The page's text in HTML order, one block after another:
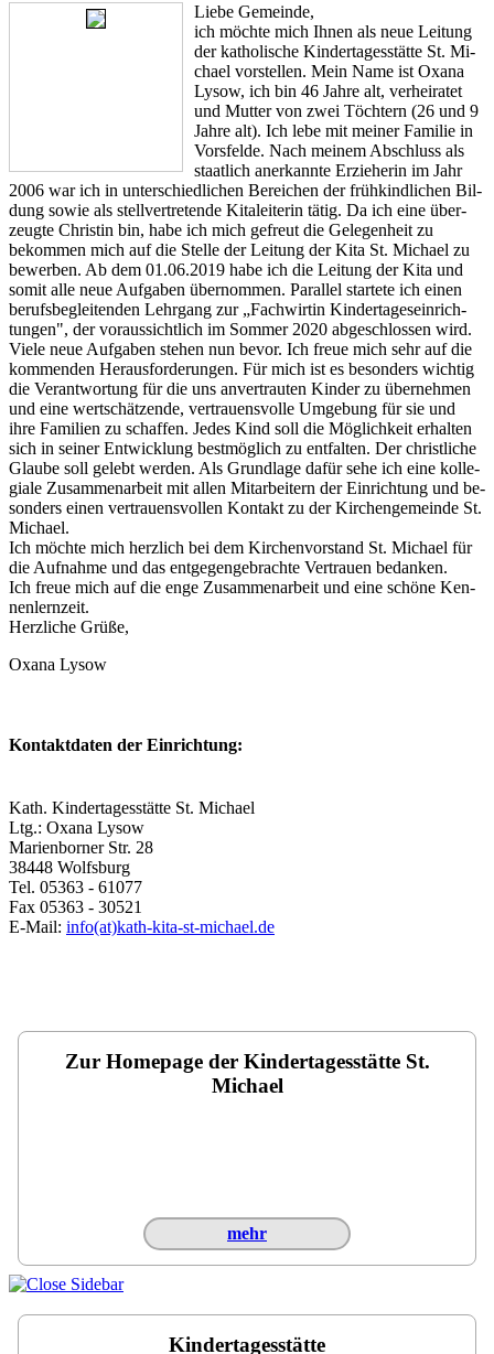
Liebe Gemeinde,
ich möchte mich Ihnen als neue Leitung
der katholische Kindertagesstätte St. Mi­
chael vorstellen. Mein Name ist Oxana
Lysow, ich bin 46 Jahre alt, verheiratet
und Mutter von zwei Töchtern (26 und 9
Jahre alt). Ich lebe mit meiner Familie in
Vorsfelde. Nach meinem Abschluss als
staatlich anerkannte Erzieherin im Jahr
2006 war ich in unterschiedlichen Bereichen der frühkindlichen Bil­
dung sowie als stellvertretende Kitaleiterin tätig. Da ich eine über­
zeugte Christin bin, habe ich mich gefreut die Gelegenheit zu
bekommen mich auf die Stelle der Leitung der Kita St. Michael zu
bewerben. Ab dem 01.06.2019 habe ich die Leitung der Kita und
so­mit alle neue Aufgaben übernommen. Parallel startete ich einen
be­rufsbegleitenden Lehrgang zur „Fachwirtin Kindertageseinrich­
tungen", der voraussichtlich im Sommer 2020 abgeschlossen wird.
Viele neue Aufgaben stehen nun bevor. Ich freue mich sehr auf die
kommenden Herausforderungen. Für mich ist es besonders wichtig
die Verantwortung für die uns anvertrauten Kinder zu übernehmen
und eine wertschätzende, vertrauensvolle Umgebung für sie und
ihre Familien zu schaffen. Jedes Kind soll die Möglichkeit erhalten
sich in seiner Entwicklung bestmöglich zu entfalten. Der christliche
Glaube soll gelebt werden. Als Grundlage dafür sehe ich eine kolle­
giale Zusammenarbeit mit allen Mitarbeitern der Einrichtung und be­
sonders einen vertrauensvollen Kontakt zu der Kirchengemeinde St.
Michael.
Ich möchte mich herzlich bei dem Kirchenvorstand St. Michael für
die Aufnahme und das entgegengebrachte Vertrauen bedanken.
Ich freue mich auf die enge Zusammenarbeit und eine schöne Ken­
nenlernzeit.
Herzliche Grüße,
Oxana Lysow
Kon­takt­da­ten der Ein­rich­tung:
Kath. Kin­der­ta­gesstätte St. Michael
Ltg.: Oxana Lysow
Mari­en­bor­ner Str. 28
38448 Wolfs­­burg
Tel. 05363 - 61077
Fax 05363 - 30521
E-Mail: info(at)kath-kita-st-michael.de
Zur Homepage der Kindertagesstätte St.
Michael
mehr
Kindertagesstätte